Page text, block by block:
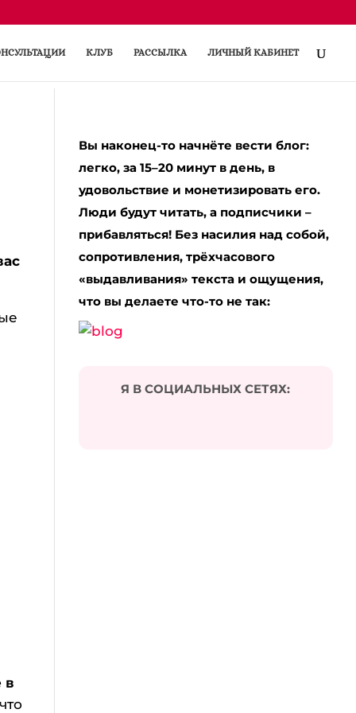
КЛУБ РАССЫЛКА ЛИЧНЫЙ КАБИНЕТ
в
Вы наконец-то начнёте вести блог:
легко, за 15–20 минут в день, в
удовольствие и монетизировать его.
Люди будут читать, а подписчики –
прибавляться! Без насилия над собой,
сопротивления, трёхчасового
«выдавливания» текста и ощущения,
что вы делаете что-то не так:
Я В СОЦИАЛЬНЫХ СЕТЯХ: